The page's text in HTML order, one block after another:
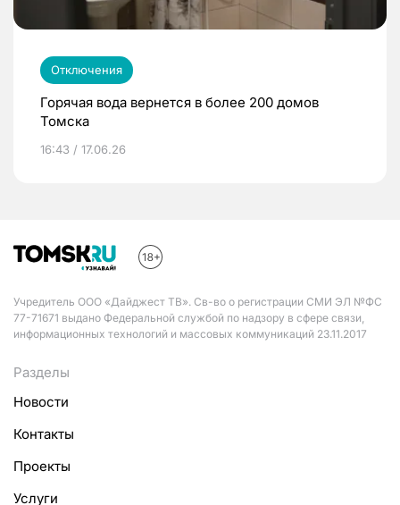
Отключения
Горячая вода вернется в более 200 домов
Томска
16:43 / 17.06.26
Учредитель ООО «Дайджест ТВ». Св-во о регистрации СМИ ЭЛ №ФС
77-71671 выдано Федеральной службой по надзору в сфере связи,
информационных технологий и массовых коммуникаций 23.11.2017
Разделы
Новости
Контакты
Проекты
Услуги